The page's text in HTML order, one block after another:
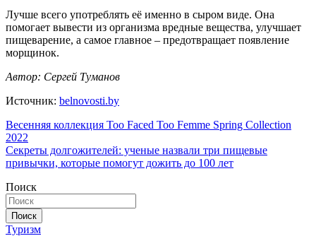
Лучше всего употреблять её именно в сыром виде. Она
помогает вывести из организма вредные вещества, улучшает
пищеварение, а самое главное – предотвращает появление
морщинок.
Автор: Сергей Туманов
Источник: belnovosti.by
Навигация
по
записям
Весенняя коллекция Too Faced Too Femme Spring Collection
2022
Секреты долгожителей: ученые назвали три пищевые
привычки, которые помогут дожить до 100 лет
Поиск
Поиск
Туризм